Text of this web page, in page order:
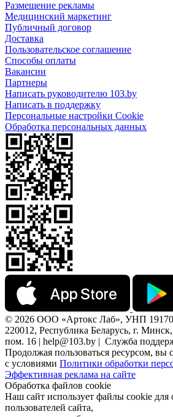
Размещение рекламы
Медицинский маркетинг
Публичный договор
Доставка
Пользовательское соглашение
Способы оплаты
Вакансии
Партнеры
Написать руководителю 103.by
Написать в поддержку
Персональные настройки Cookie
Обработка персональных данных
© 2026 ООО «Артокс Лаб», УНП
220012, Республика Беларусь, г.
пом. 16 | help@103.by | Служба
Продолжая пользоваться ресурсом, вы
с условиями Политики обработки
Эффективная реклама на сайте
Обработка файлов cookie
Наш сайт использует файлы cookie для
пользователей сайта,